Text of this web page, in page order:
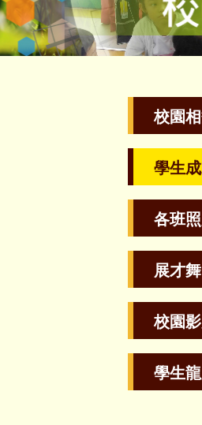
校園
學生
各班
展才
校園
學生